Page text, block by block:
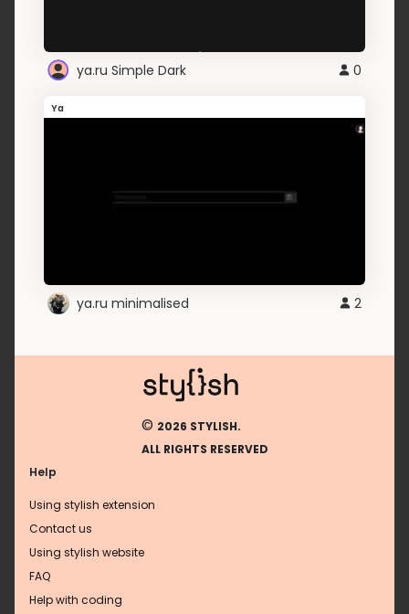
ya.ru Simple Dark 0
Ya
ya.ru minimalised 2
© 2026 STYLISH.
ALL RIGHTS RESERVED
Help
Using stylish extension
Contact us
Using stylish website
FAQ
Help with coding